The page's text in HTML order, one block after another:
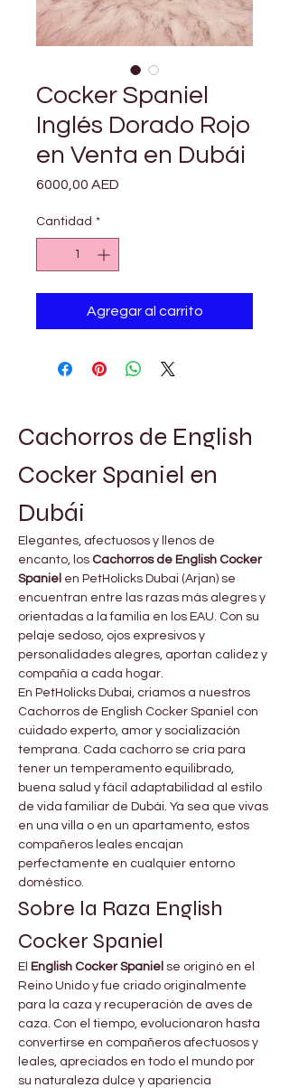
Cocker Spaniel
Inglés Dorado Rojo
en Venta en Dubái
6000,00 AED
Cantidad *
Agregar al carrito
Cachorros de English
Cocker Spaniel en
Dubái
Elegantes, afectuosos y llenos de
encanto, los Cachorros de English Cocker
Spaniel en PetHolicks Dubai (Arjan) se
encuentran entre las razas más alegres y
orientadas a la familia en los EAU. Con su
pelaje sedoso, ojos expresivos y
personalidades alegres, aportan calidez y
compañía a cada hogar.
En PetHolicks Dubai, criamos a nuestros
Cachorros de English Cocker Spaniel con
cuidado experto, amor y socialización
temprana. Cada cachorro se cría para
tener un temperamento equilibrado,
buena salud y fácil adaptabilidad al estilo
de vida familiar de Dubái. Ya sea que vivas
en una villa o en un apartamento, estos
compañeros leales encajan
perfectamente en cualquier entorno
doméstico.
Sobre la Raza English
Cocker Spaniel
El English Cocker Spaniel se originó en el
Reino Unido y fue criado originalmente
para la caza y recuperación de aves de
caza. Con el tiempo, evolucionaron hasta
convertirse en compañeros afectuosos y
leales, apreciados en todo el mundo por
su naturaleza dulce y apariencia